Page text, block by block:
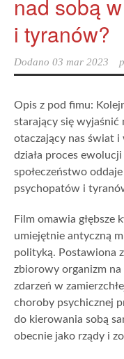
nad sobą
i tyranów?
Dodano 03 mar 2023
Opis z pod fimu:
starający się wyjaśnić
otaczający nas świat i
działa proces
społeczeństwo
psychopatów i
Film omawia głębsze
umiejętnie antyczną
polityką. Postawiona
zbiorowy organizm
zdarzeń w
choroby psychicznej
do kierowania sobą
obecnie jako rządy i